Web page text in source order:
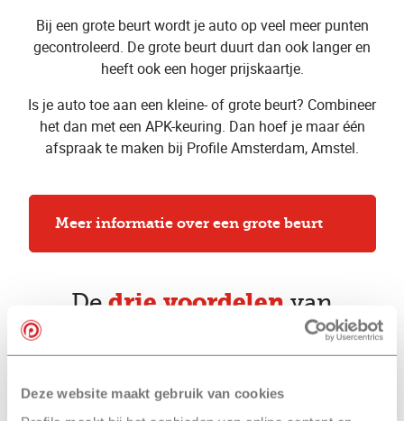
Deze website maakt gebruik van cookies
Bij een grote beurt wordt je auto op veel meer punten
gecontroleerd. De grote beurt duurt dan ook langer en
heeft ook een hoger prijskaartje.
Is je auto toe aan een kleine- of grote beurt? Combineer
het dan met een APK-keuring. Dan hoef je maar één
afspraak te maken bij Profile Amsterdam, Amstel.
Meer informatie over een grote beurt
De drie voordelen van
bij Profile Amsterdam,
Amstel